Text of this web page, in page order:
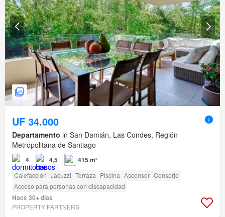
UF 34.000
Departamento in San Damián, Las Condes, Región
Metropolitana de Santiago
4 4,5 415 m²
Calefacción Jacuzzi Terraza Piscina Ascensor Conserje
Acceso para personas con discapacidad
Hace 30+ días
PROPERTY PARTNERS